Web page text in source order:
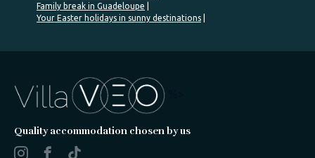
Family break in Guadeloupe
Your Easter holidays in sunny destinations
Quality accommodation chosen by us